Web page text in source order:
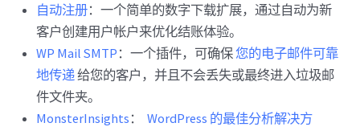
自动注册：一个简单的数字下载扩展，通过自动为新
客户创建用户帐户来优化结账体验。
WP Mail SMTP ：一个插件，可确保您的电子邮件可靠
地传递给您的客户，并且不会丢失或最终进入垃圾邮
件文件夹。
MonsterInsights ：WordPress 的最佳分析解决方